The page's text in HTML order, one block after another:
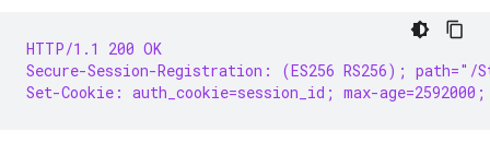
HTTP/1.1 200 OK
Secure-Session-Registration: (ES256 RS256); path="/
Set-Cookie: auth_cookie=session_id; max-